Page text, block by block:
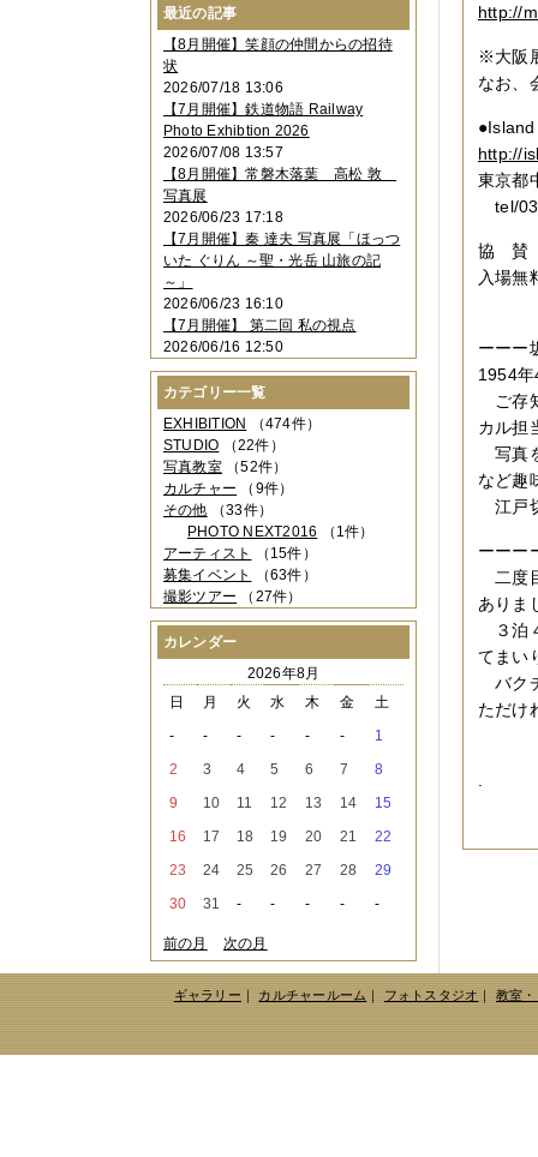
http://
※大阪
なお、
http://
東京都
tel/
協 賛
入場
ーーー
1954
ご存
カル担
写真
など趣
江戸
ーーー
二度
ありま
３泊
てまい
バク
ただけ
.
2024年04月
2024年03月（3件）
2024年02月（2件）
2023年12月
2023年11月 （4件）
2023年10月（3件）
2023年09月（4件）
2023年08月 （1件）
2023年06月（3件）
2023年05月
2023年04月 （2件）
2023年03月（5件）
2023年02月（3件）
2023年01月
2022年12月 （3件）
2022年11月（2件）
2022年10月（4件）
2022年09月（2件）
2022年08月
（3件）
2022年07月（3件）
2022年05月（4件）
2022年04月（2件）
2022年03月
（5件）
2022年02月（3件）
2022年01月（3件）
2021年12月（2件）
2021年11月（3件）
2021年10月
（1件）
2021年08月
2021年07月（1件）
（3件）
2021年05月（2件）
2021年02月 （1件）
2020年12月（3件）
2020年11月 （6件）
2020年09月（5件）
2020年08月
2020年06月（2件）
2020年04月（4件）
2020年03月（9件）
2020年02月（3件）
2020年01月（5件）
2019年12月（3件）
最近の記事
【8月開催】笑顔の仲間からの招待
状
2026/07/18 13:06
【7月開催】鉄道物語 Railway
Photo Exhibtion 2026
2026/07/08 13:57
【8月開催】常磐木落葉 高松 敦
写真展
2026/06/23 17:18
【7月開催】秦 達夫 写真展「ほっつ
いた ぐりん ～聖・光岳 山旅の記
～」
2026/06/23 16:10
【7月開催】 第二回 私の視点
2026/06/16 12:50
カテゴリー一覧
EXHIBITION （474件）
STUDIO （22件）
写真教室（52件）
カルチャー （9件）
その他 （33件）
PHOTO NEXT2016 （1件）
アーティスト
（15件）
募集イベント
（63件）
撮影ツアー （27件）
カレンダー
2026年8月
日
月 火 水 木 金
土
-
- - - - -
1
2
3 4 5 6 7
8
9
10 11 12 13 14
15
16
17 18 19 20 21
22
23
24 25 26 27 28
29
30
31 - - - - -
前の月 次の月
ギャラリー｜ カルチャールーム｜ フォトスタジオ｜ 教室